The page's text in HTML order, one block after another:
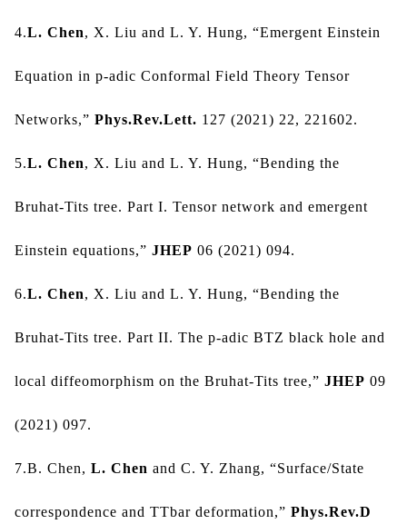
4.L. Chen, X. Liu and L. Y. Hung, “Emergent Einstein
Equation in p-adic Conformal Field Theory Tensor
Networks,” Phys.Rev.Lett. 127 (2021) 22, 221602.
5.L. Chen, X. Liu and L. Y. Hung, “Bending the
Bruhat-Tits tree. Part I. Tensor network and emergent
Einstein equations,” JHEP 06 (2021) 094.
6.L. Chen, X. Liu and L. Y. Hung, “Bending the
Bruhat-Tits tree. Part II. The p-adic BTZ black hole and
local diffeomorphism on the Bruhat-Tits tree,” JHEP 09
(2021) 097.
7.B. Chen, L. Chen and C. Y. Zhang, “Surface/State
correspondence and TTbar deformation,”